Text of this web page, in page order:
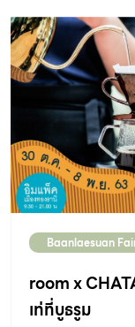
ตามทิวเขาหรือชา
ของแนวภูเขา อีก
กระจัดกระจายอยู่
หลากหลาย ก่อน
ของต้นไม้แห่งชีวิ
เสนอสิ่งที่หลุดไปจ
เอาต้นไม้ที่ตายแล้
เกิดขึ้น เพราะมัน
และการรับรู้ของผู้
เสริม เมื่อสังเกต
ว่าสวนแห่งนี้เต็มไ
Baanlaesuan
room x
เท่ที่บูธรูม